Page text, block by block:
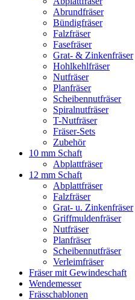
Abrundfräser
Bündigfräser
Falzfräser
Fasefräser
Grat- & Zinkenfräser
Hohlkehlfräser
Nutfräser
Planfräser
Scheibennutfräser
Spiralnutfräser
T-Nutfräser
Fräser-Sets
Zubehör
10 mm Schaft
Abplattfräser
12 mm Schaft
Abplattfräser
Falzfräser
Grat- u. Zinkenfräser
Griffmuldenfräser
Nutfräser
Planfräser
Scheibennutfräser
Verleimfräser
Fräser mit Gewindeschaft
Wendemesser
Frässchablonen